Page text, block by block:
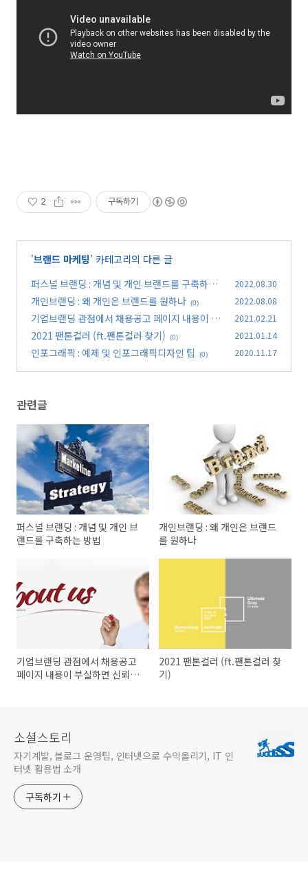
2 구독하기
'브랜드 마케팅' 카테고리의 다른 글
퍼스널 브랜딩 : 개념 및 개인 브랜드를 구축하는
방법
(0)
2022.08.30
개인브랜딩 : 왜 개인은 브랜드를 원하나 (0) 2022.08.08
기업브랜딩 관점에서 채용공고 페이지 내용이 부
실하면 신뢰도 없다
(0)
2021.02.21
2021 팬톤컬러 (ft.팬톤컬러 찾기) (0) 2021.01.14
인포그래픽 : 예제 및 인포그래픽디자인 팁 (0) 2020.11.17
관련글
퍼스널 브랜딩 : 개념 및 개인 브
랜드를 구축하는 방법
개인브랜딩 : 왜 개인은 브랜드
를 원하나
기업브랜딩 관점에서 채용공고
페이지 내용이 부실하면 신뢰도
2021 팬톤컬러 (ft.팬톤컬러 찾
기)
소셜스토리
자기계발, 블로그 운영팁, 인터넷으로 수익올리기, IT 인
터넷 활용법 소개
구독하기